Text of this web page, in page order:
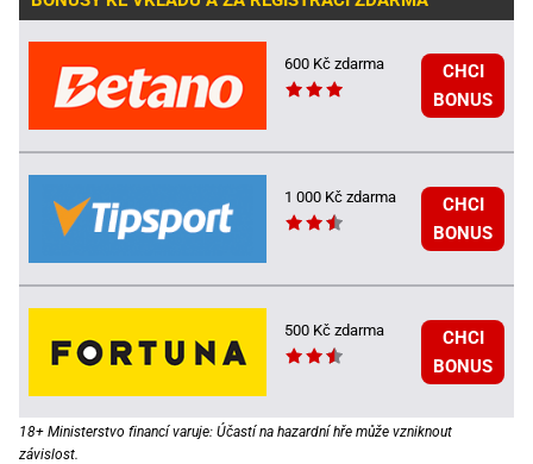
600 Kč zdarma
CHCI
BONUS
1 000 Kč zdarma
CHCI
BONUS
500 Kč zdarma
CHCI
BONUS
18+ Ministerstvo financí varuje: Účastí na hazardní hře může vzniknout
závislost.